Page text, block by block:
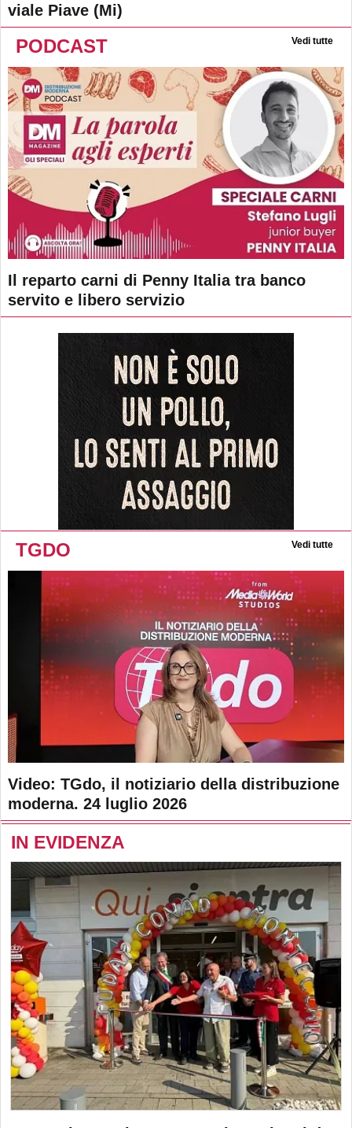
viale Piave (Mi)
PODCAST Vedi tutte
Il reparto carni di Penny Italia tra banco
servito e libero servizio
TGDO Vedi tutte
Video: TGdo, il notiziario della distribuzione
moderna. 24 luglio 2026
IN EVIDENZA